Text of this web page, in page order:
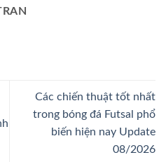
Các chiến thuật tốt nhất
trong bóng đá Futsal phổ
biến hiện nay Update
08/2026